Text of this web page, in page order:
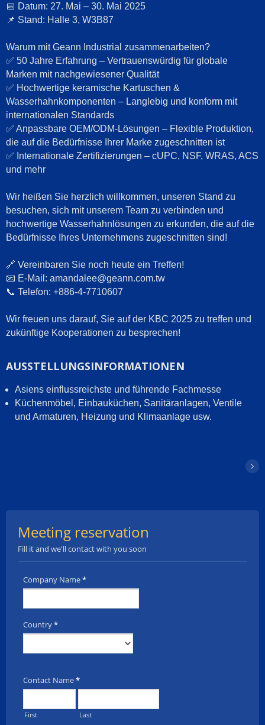
📅 Datum: 27. Mai – 30. Mai 2025
📌 Stand: Halle 3, W3B87
Warum mit Geann Industrial zusammenarbeiten?
✅ 50 Jahre Erfahrung – Vertrauenswürdig für globale
Marken mit nachgewiesener Qualität
✅ Hochwertige keramische Kartuschen &
Wasserhahnkomponenten – Langlebig und konform mit
internationalen Standards
✅ Anpassbare OEM/ODM-Lösungen – Flexible Produktion,
die auf die Bedürfnisse Ihrer Marke zugeschnitten ist
✅ Internationale Zertifizierungen – cUPC, NSF, WRAS, ACS
und mehr
Wir heißen Sie herzlich willkommen, unseren Stand zu
besuchen, sich mit unserem Team zu verbinden und
hochwertige Wasserhahnlösungen zu erkunden, die auf die
Bedürfnisse Ihres Unternehmens zugeschnitten sind!
🔗 Vereinbaren Sie noch heute ein Treffen!
📧 E-Mail: amandalee@geann.com.tw
📞 Telefon: +886-4-7710607
Wir freuen uns darauf, Sie auf der KBC 2025 zu treffen und
zukünftige Kooperationen zu besprechen!
AUSSTELLUNGSINFORMATIONEN
Asiens einflussreichste und führende Fachmesse
Küchenmöbel, Einbauküchen, Sanitäranlagen, Ventile
und Armaturen, Heizung und Klimaanlage usw.